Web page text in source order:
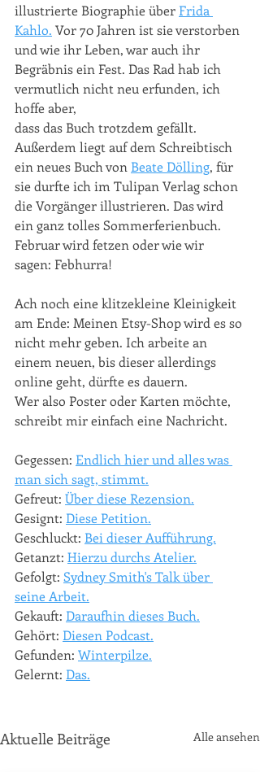
illustrierte Biographie über Frida
Kahlo. Vor 70 Jahren ist sie verstorben
und wie ihr Leben, war auch ihr
Begräbnis ein Fest. Das Rad hab ich
vermutlich nicht neu erfunden, ich
hoffe aber,
dass das Buch trotzdem gefällt.
Außerdem liegt auf dem Schreibtisch
ein neues Buch von Beate Dölling, für
sie durfte ich im Tulipan Verlag schon
die Vorgänger illustrieren. Das wird
ein ganz tolles Sommerferienbuch.
Februar wird fetzen oder wie wir
sagen: Febhurra!
Ach noch eine klitzekleine Kleinigkeit
am Ende: Meinen Etsy-Shop wird es so
nicht mehr geben. Ich arbeite an
einem neuen, bis dieser allerdings
online geht, dürfte es dauern.
Wer also Poster oder Karten möchte,
schreibt mir einfach eine Nachricht.
Gegessen: Endlich hier und alles was
man sich sagt, stimmt.
Gefreut: Über diese Rezension.
Gesignt: Diese Petition.
Geschluckt: Bei dieser Aufführung.
Getanzt: Hierzu durchs Atelier.
Gefolgt: Sydney Smith's Talk über
seine Arbeit.
Gekauft: Daraufhin dieses Buch.
Gehört: Diesen Podcast.
Gefunden: Winterpilze.
Gelernt: Das.
Aktuelle Beiträge Alle ansehen